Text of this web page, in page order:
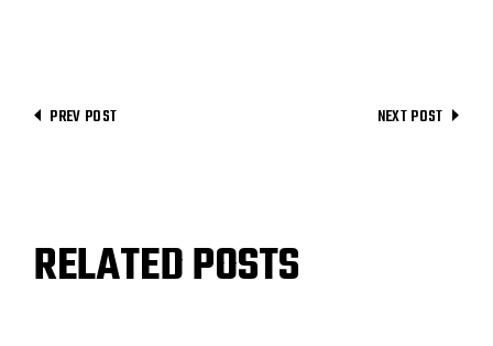
PREV POST NEXT POST
RELATED POSTS